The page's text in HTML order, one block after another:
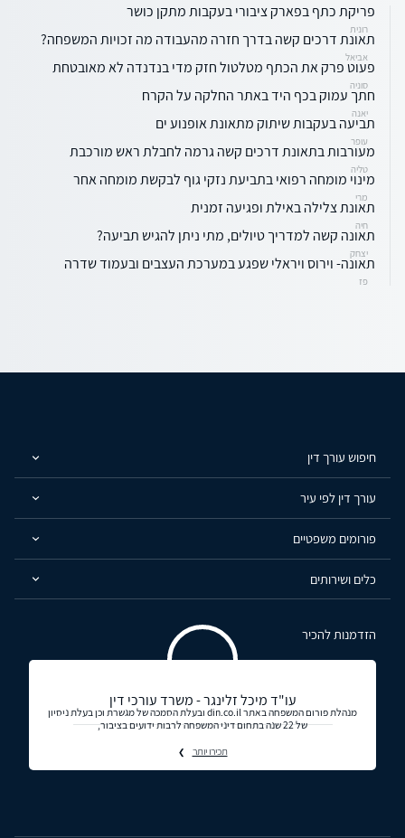
פריקת כתף בפארק ציבורי בעקבות מתקן כושר
רונית
תאונת דרכים קשה בדרך חזרה מהעבודה מה זכויות המשפחה?
אביאל
פעוט פרק את הכתף מטלטול חזק מדי בנדנדה לא מאובטחת
סוניה
חתך עמוק בכף היד באתר החלקה על הקרח
יאנה
תביעה בעקבות שיתוק מתאונת אופנוע ים
עופר
מעורבות בתאונת דרכים קשה גרמה לחבלת ראש מורכבת
טליה
מינוי מומחה רפואי בתביעת נזקי גוף לבקשת מומחה אחר
מרי
תאונת צלילה באילת ופגיעה זמנית
חיה
תאונה קשה למדריך טיולים, מתי ניתן להגיש תביעה?
יצחק
תאונה- וירוס ויראלי שפגע במערכת העצבים ובעמוד שדרה
פז
חיפוש עורך דין
עורך דין לפי עיר
פורומים משפטיים
כלים ושירותים
הזדמנות להכיר
עו"ד מיכל זלינגר - משרד עורכי דין
מנהלת פורום המשפחה באתר din.co.il ובעלת הסמכה של מגשרת וכן בעלת ניסיון
של 22 שנה בתחום דיני המשפחה לרבות ידועים בציבור,
תכירו יותר